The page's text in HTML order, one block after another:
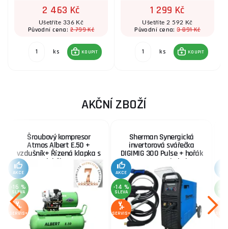
2 463 Kč
Ušetříte 336 Kč
Původní cena:2 799 Kč
ks KOUPIT
1 299 Kč
Ušetříte 2 592 Kč
Původní cena:3 891 Kč
ks KOUPIT
AKČNÍ ZBOŽÍ
Šroubový kompresor
Atmos Albert E.50 +
vzdušník+ Řízená klapka s
doběhem
AKCE
-16 %
SLEVA
SERVIS+
Sherman Synergická
invertorová svářečka
DIGIMIG 300 Pulse + hořák
MIG 25/4m, kabely
AKCE
-14 %
SLEVA
SERVIS+